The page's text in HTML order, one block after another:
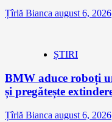
Țîrlă Bianca august 6, 2026
ȘTIRI
BMW aduce roboți
și pregătește
Țîrlă Bianca august 6, 2026